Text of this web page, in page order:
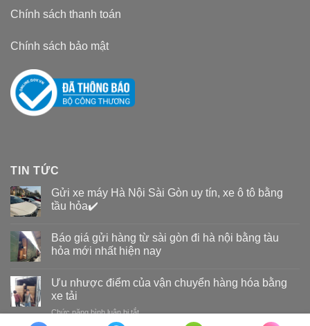
Chính sách thanh toán
Chính sách bảo mật
TIN TỨC
Gửi xe máy Hà Nội Sài Gòn uy tín, xe ô tô bằng
tầu hỏa✔️
Báo giá gửi hàng từ sài gòn đi hà nội bằng tàu
hỏa mới nhất hiện nay
Ưu nhược điểm của vận chuyển hàng hóa bằng
xe tải
Chức năng bình luận bị tắtở